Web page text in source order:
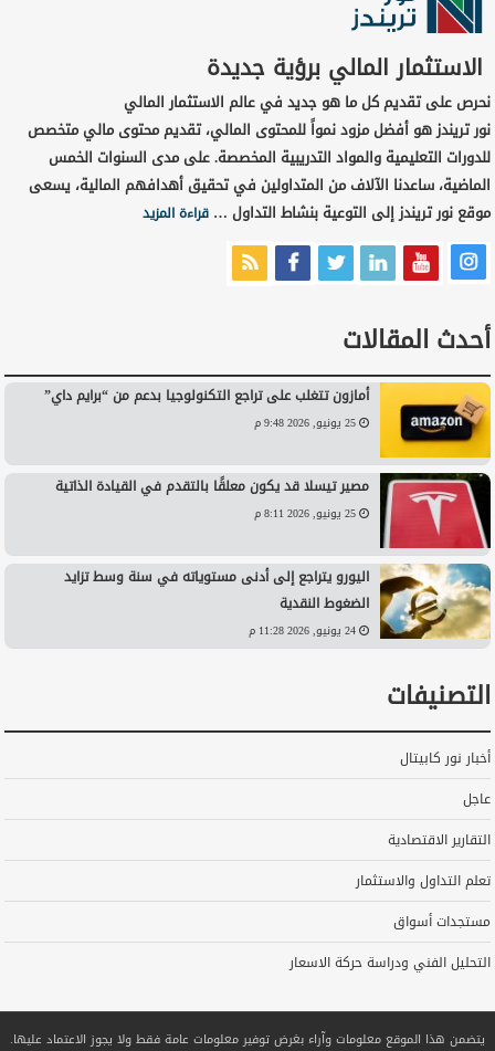
الاستثمار المالي برؤية جديدة
نحرص على تقديم كل ما هو جديد في عالم الاستثمار المالي
نور تريندز هو أفضل مزود نمواً للمحتوى المالي، تقديم محتوى مالي متخصص
للدورات التعليمية والمواد التدريبية المخصصة. على مدى السنوات الخمس
الماضية، ساعدنا الآلاف من المتداولين في تحقيق أهدافهم المالية، يسعى
موقع نور تريندز إلى التوعية بنشاط التداول …قراءة المزيد
أحدث المقالات
أمازون تتغلب على تراجع التكنولوجيا بدعم من “برايم داي”
25 يونيو, 2026 9:48 م
مصير تيسلا قد يكون معلقًا بالتقدم في القيادة الذاتية
25 يونيو, 2026 8:11 م
اليورو يتراجع إلى أدنى مستوياته في سنة وسط تزايد
الضغوط النقدية
24 يونيو, 2026 11:28 م
التصنيفات
أخبار نور كابيتال
عاجل
التقارير الاقتصادية
تعلم التداول والاستثمار
مستجدات أسواق
التحليل الفني ودراسة حركة الاسعار
يتضمن هذا الموقع معلومات وآراء بغرض توفير معلومات عامة فقط ولا يجوز الاعتماد عليها.